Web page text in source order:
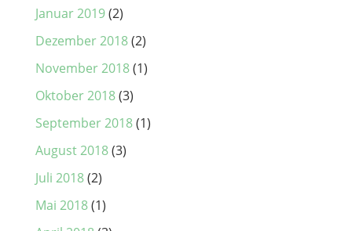
Januar 2019(2)
Dezember 2018(2)
November 2018(1)
Oktober 2018(3)
September 2018(1)
August 2018(3)
Juli 2018(2)
Mai 2018(1)